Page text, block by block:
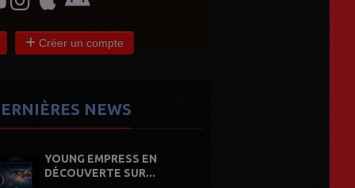
Créer un compte
NEWS
YOUNG EMPRESS EN
DÉCOUVERTE SUR...